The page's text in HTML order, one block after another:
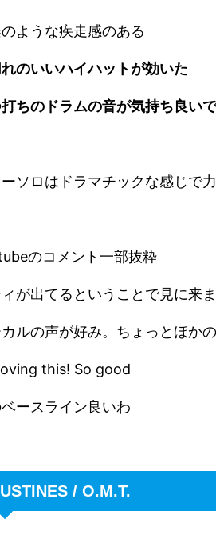
ような疾走感のある
のいいハイハットが効いた
打ちの ドラムの音が気持ち良いで
ソロはドラマチックな感じで
のコメント一部抜粋
が出てるということで見に来
ルの声が好み。ちょっとほか
this! So good
ースライン良いわ
/ O.M.T.